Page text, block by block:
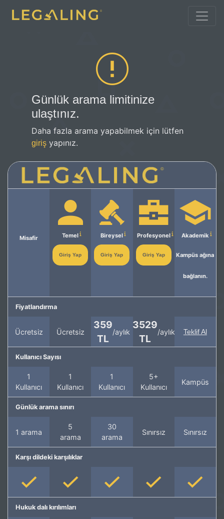
Günlük arama limitinize
ulaştınız.
Daha fazla arama yapabilmek için lütfen
giriş yapınız.
Misafir Temel
Giriş Yap
Bireysel
Giriş Yap
Profesyonel
Giriş Yap
Akademik
Kampüs ağına
bağlanın.
Fiyatlandırma
Ücretsiz Ücretsiz
359
TL
/aylık
3529
TL
/aylık Teklif Al
Kullanıcı Sayısı
1
Kullanıcı
1
Kullanıcı
1
Kullanıcı
5+
Kullanıcı
Kampüs
Günlük arama sınırı
1 arama
5
arama
30
arama
Sınırsız Sınırsız
Karşı dildeki karşılıklar
Hukuk dalı kırılımları